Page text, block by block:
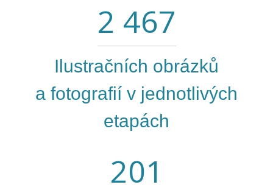
2 467
Ilustračních obrázků
a fotografií v jednotlivých
etapách
201